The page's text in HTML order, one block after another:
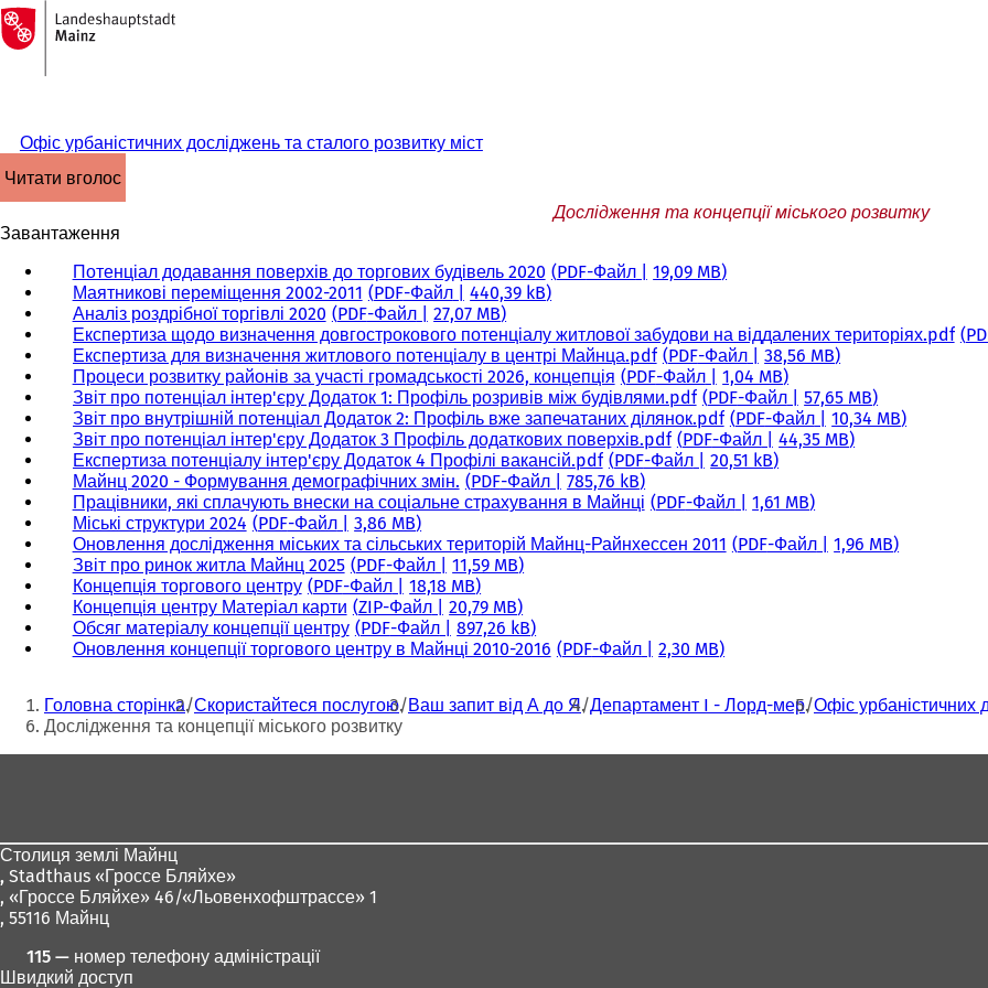
Перейти до змісту
На
головну
сторінку
Офіс урбаністичних досліджень та сталого розвитку міст
читати вголос
Дослідження та концепції міського розвитку
Завантаження
Потенціал додавання поверхів до торгових будівель 2020 PDF-Файл
19,09 MB
Маятникові переміщення 2002-2011 PDF-Файл
440,39 kB
Аналіз роздрібної торгівлі 2020 PDF-Файл
27,07 MB
Експертиза щодо визначення довгострокового потенціалу житлової забудови на віддалених територіях.pdf
Експертиза для визначення житлового потенціалу в центрі Майнца.pdf PDF-Файл
38,56 MB
Процеси розвитку районів за участі громадськості 2026, концепція PDF-Файл
1,04 MB
Звіт про потенціал інтер'єру Додаток 1: Профіль розривів між будівлями.pdf PDF-Файл
57,65 MB
Звіт про внутрішній потенціал Додаток 2: Профіль вже запечатаних ділянок.pdf PDF-Файл
10,34 MB
Звіт про потенціал інтер'єру Додаток 3 Профіль додаткових поверхів.pdf PDF-Файл
44,35 MB
Експертиза потенціалу інтер'єру Додаток 4 Профілі вакансій.pdf PDF-Файл
20,51 kB
Майнц 2020 - Формування демографічних змін. PDF-Файл
785,76 kB
Працівники, які сплачують внески на соціальне страхування в Майнці PDF-Файл
1,61 MB
Міські структури 2024 PDF-Файл
3,86 MB
Оновлення дослідження міських та сільських територій Майнц-Райнхессен 2011 PDF-Файл
1,96 MB
Звіт про ринок житла Майнц 2025 PDF-Файл
11,59 MB
Концепція торгового центру PDF-Файл
18,18 MB
Концепція центру Матеріал карти ZIP-Файл
20,79 MB
Обсяг матеріалу концепції центру PDF-Файл
897,26 kB
Оновлення концепції торгового центру в Майнці 2010-2016 PDF-Файл 2,30 MB
Ти
тут:
Головна сторінка Скористайтеся послугою Ваш запит від А до Я Департамент I - Лорд-мер Офіс урбаністичних
Дослідження та концепції міського розвитку
Столиця землі Майнц
, Stadthaus «Гроссе Бляйхе»
, «Гроссе Бляйхе» 46/«Льовенхофштрассе» 1
, 55116 Майнц
115 — номер телефону адміністрації
Швидкий доступ